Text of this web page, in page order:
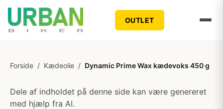
OUTLET
Forside / Kædeolie / Dynamic Prime Wax kædevoks 450 g
Dele af indholdet på denne side kan være genereret
med hjælp fra AI.